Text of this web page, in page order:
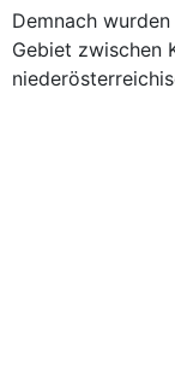
Demnach
Gebiet zwischen